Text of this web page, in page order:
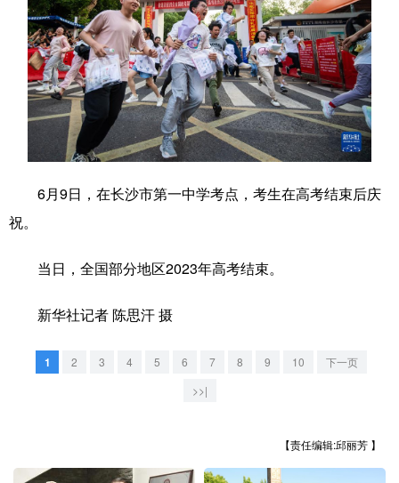
文化 书画 健康 军事
访谈 视频 图片 政务
法律 中央文件 金融 汽车
食品 人居 信息化 数字经济
文化产业
辽宁 吉林 上海 江苏
6月9日，在长沙市第一中学考点，考生在高考结束后庆
祝。
当日，全国部分地区2023年高考结束。
新华社记者 陈思汗 摄
1 2 3 4 5 6 7 8 9 10
下一页
>>|
【责任编辑:邱丽芳 】